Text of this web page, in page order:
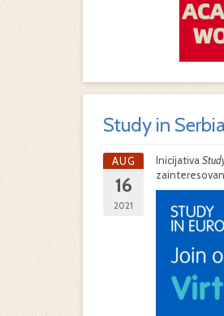
Study in
AUG
16
2021
Inicijativa